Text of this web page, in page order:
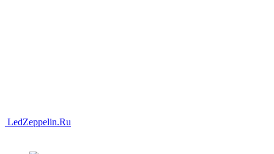
LedZeppelin.Ru